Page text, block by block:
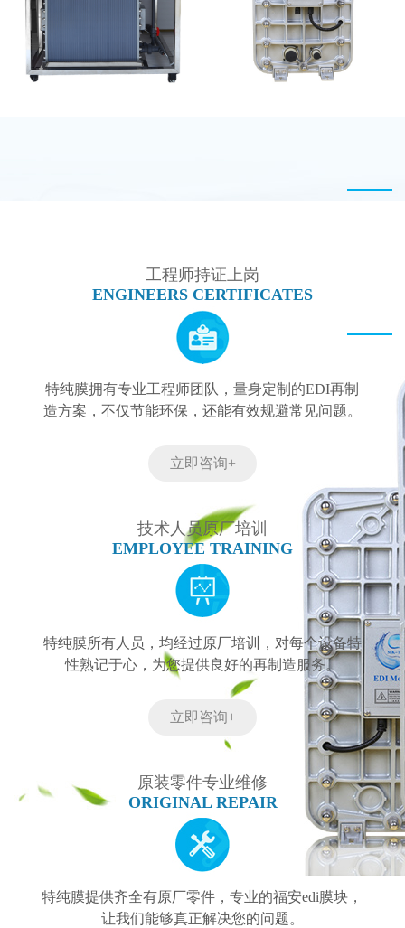
工程师持证上岗
ENGINEERS CERTIFICATES
特纯膜拥有专业工程师团队，量身定制的EDI再制
造方案，不仅节能环保，还能有效规避常见问题。
立即咨询+
技术人员原厂培训
EMPLOYEE TRAINING
特纯膜所有人员，均经过原厂培训，对每个设备特
性熟记于心，为您提供良好的再制造服务。
立即咨询+
原装零件专业维修
ORIGINAL REPAIR
特纯膜提供齐全有原厂零件，专业的福安edi膜块，
让我们能够真正解决您的问题。